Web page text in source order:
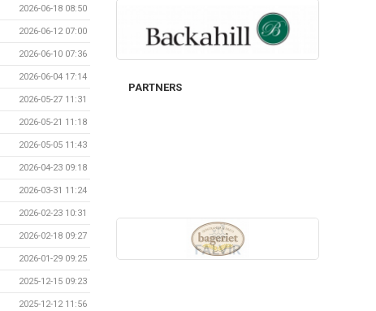
2026-06-18 08:50
2026-06-12 07:00
2026-06-10 07:36
2026-06-04 17:14
2026-05-27 11:31
2026-05-21 11:18
2026-05-05 11:43
2026-04-23 09:18
2026-03-31 11:24
2026-02-23 10:31
2026-02-18 09:27
2026-01-29 09:25
2025-12-15 09:23
2025-12-12 11:56
PARTNERS